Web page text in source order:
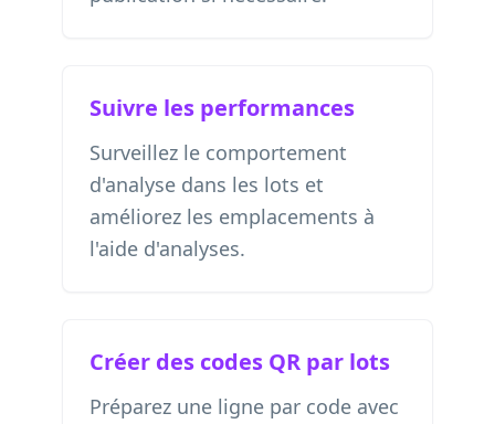
Suivre les performances
Surveillez le comportement
d'analyse dans les lots et
améliorez les emplacements à
l'aide d'analyses.
Créer des codes QR par lots
Préparez une ligne par code avec